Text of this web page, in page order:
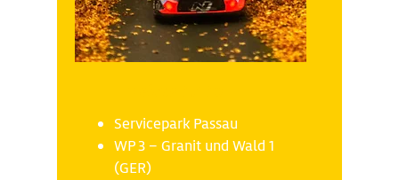
Servicepark Passau
WP 3 – Granit und Wald 1
(GER)